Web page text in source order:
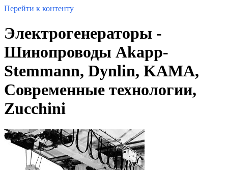
Перейти к контенту
Электрогенераторы -
Шинопроводы Akapp-
Stemmann, Dynlin, KAMA,
Современные технологии,
Zucchini